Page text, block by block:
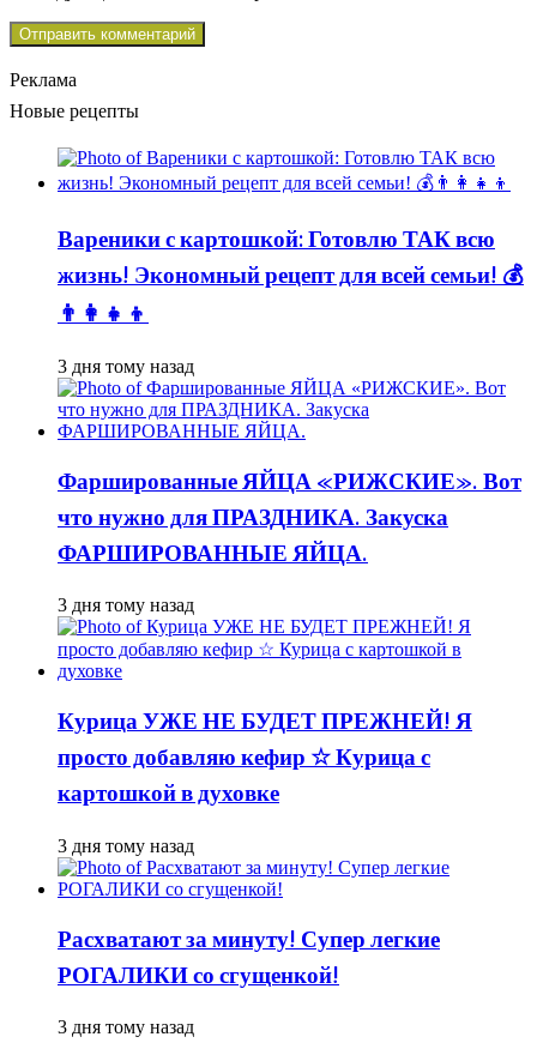
Реклама
Новые рецепты
Вареники с картошкой: Готовлю ТАК всю
жизнь! Экономный рецепт для всей семьи! 💰
👨👩👧👦
3 дня тому назад
Фаршированные ЯЙЦА «РИЖСКИЕ». Вот
что нужно для ПРАЗДНИКА. Закуска
ФАРШИРОВАННЫЕ ЯЙЦА.
3 дня тому назад
Курица УЖЕ НЕ БУДЕТ ПРЕЖНЕЙ! Я
просто добавляю кефир ☆ Курица с
картошкой в духовке
3 дня тому назад
Расхватают за минуту! Супер легкие
РОГАЛИКИ со сгущенкой!
3 дня тому назад